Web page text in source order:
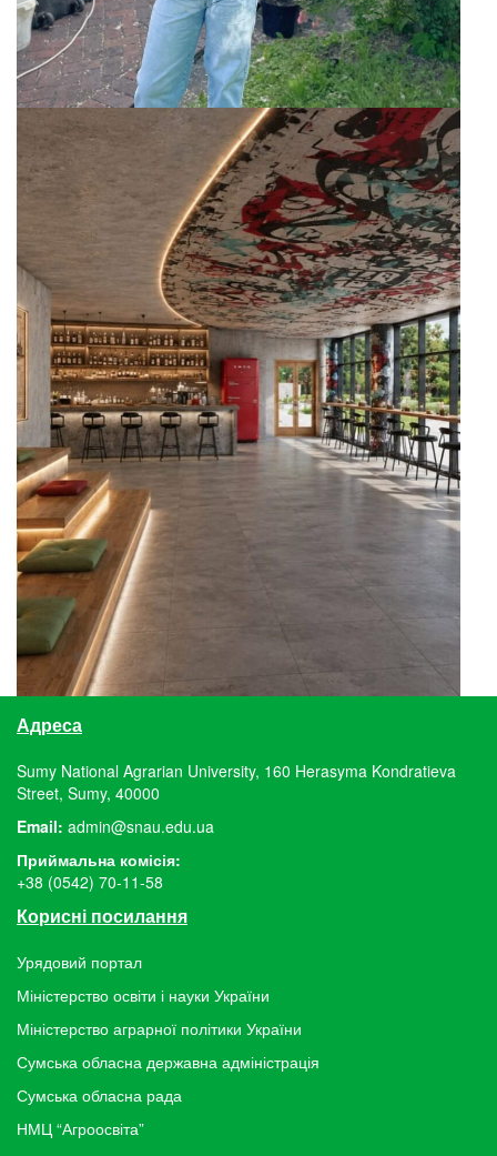
Адреса
Sumy National Agrarian University, 160 Herasyma Kondratieva
Street, Sumy, 40000
Email: admin@snau.edu.ua
Приймальна комісія:
+38 (0542) 70-11-58
Корисні посилання
Урядовий портал
Міністерство освіти і науки України
Міністерство аграрної політики України
Сумська обласна державна адміністрація
Сумська обласна рада
НМЦ “Агроосвіта”